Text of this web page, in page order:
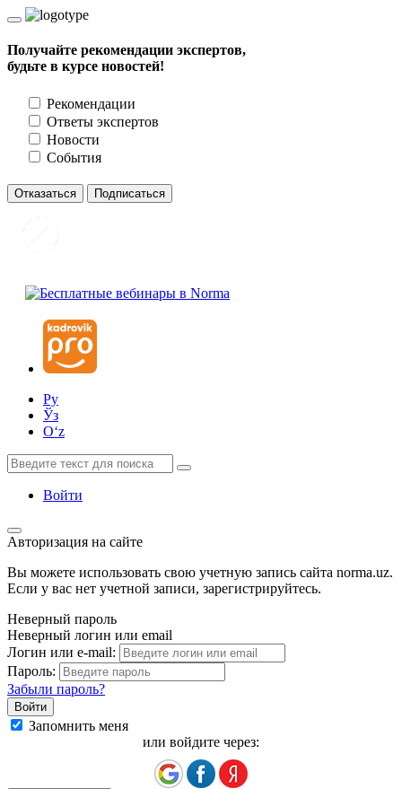
Получайте рекомендации экспертов,
будьте в курсе новостей!
Рекомендации
Ответы экспертов
Новости
События
Отказаться Подписаться
Ру
Ўз
Oʻz
Войти
Авторизация на сайте
Вы можете использовать свою учетную запись сайта norma.uz.
Если у вас нет учетной записи, зарегистрируйтесь.
Неверный пароль
Неверный логин или email
Логин или e-mail:
Пароль:
Забыли пароль?
Запомнить меня
или войдите через: